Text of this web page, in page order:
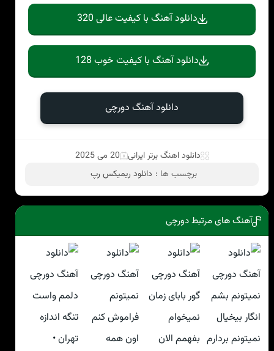
دانلود آهنگ با کیفیت عالی 320
دانلود آهنگ با کیفیت خوب 128
دانلود آهنگ دورچی
دانلود اهنگ برتر ایرانی
20 می 2025
برچسب ها : دانلود ریمیکس رپ
آهنگ های مرتبط دورچی